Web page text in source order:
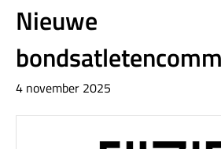
Nieuwe
4 november 2025